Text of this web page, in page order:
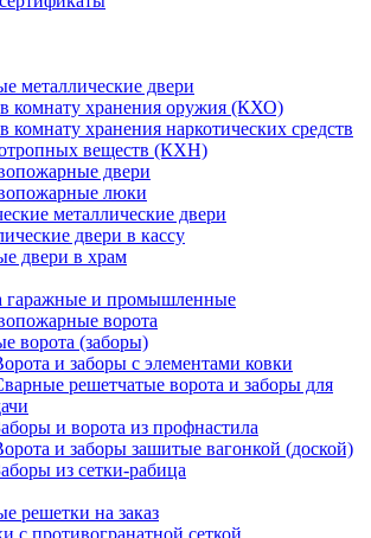
металлические двери
комнату хранения оружия (КХО)
комнату хранения наркотических средств
веществ (КХН)
двери
люки
металлические двери
двери в кассу
двери в храм
гаражные и промышленные
ворота
ворота (заборы)
и заборы с элементами ковки
решетчатые ворота и заборы для
и ворота из профнастила
и заборы зашитые вагонкой (доской)
из сетки-рабица
решетки на заказ
с противогранатной сеткой